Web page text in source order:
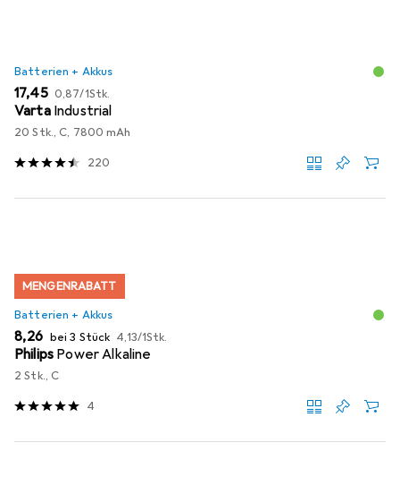
Batterien + Akkus
EUR
17,45 EUR
0,87/1Stk.
Varta Industrial
20 Stk., C, 7800 mAh
220
MENGENRABATT
Batterien + Akkus
EUR
8,26 bei 3 Stück EUR
4,13/1Stk.
Philips Power Alkaline
2 Stk., C
4